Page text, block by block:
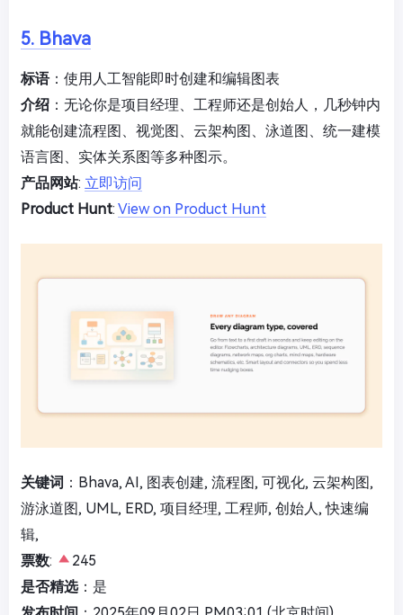
5. Bhava
标语：使用人工智能即时创建和编辑图表
介绍 ：无论你是项目经理、工程师还是创始人，几秒钟内
就能创建流程图、视觉图、云架构图、泳道图、统一建模
语言图、实体关系图等多种图示。
产品网站: 立即访问
Product Hunt: View on Product Hunt
关键词 ：Bhava, AI, 图表创建, 流程图, 可视化, 云架构图,
游泳道图, UML, ERD, 项目经理, 工程师, 创始人, 快速编
辑,
票数:
245
是否精选：是